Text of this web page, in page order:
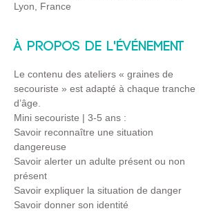
Lyon, France
À propos de l'événement
Le contenu des ateliers « graines de
secouriste » est adapté à chaque tranche
d’âge.
Mini secouriste | 3-5 ans :
Savoir reconnaître une situation
dangereuse
Savoir alerter un adulte présent ou non
présent
Savoir expliquer la situation de danger
Savoir donner son identité